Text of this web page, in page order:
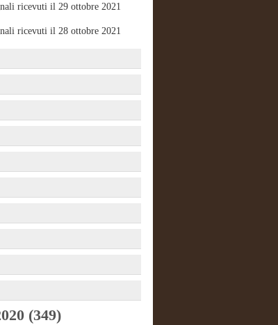
ricevuti il 29 ottobre 2021
ricevuti il 28 ottobre 2021
(349)